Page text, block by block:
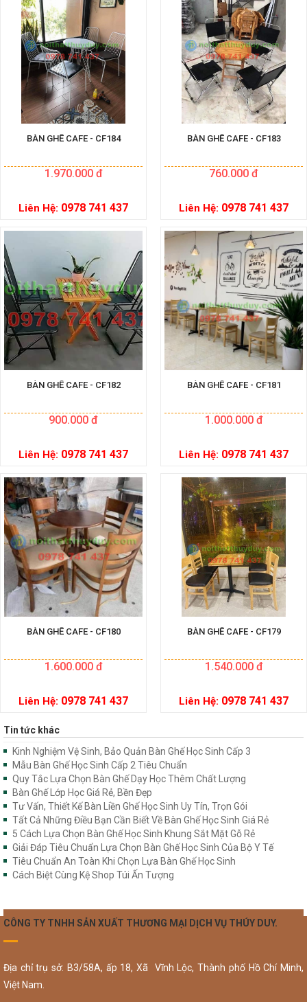
BÀN GHẾ CAFE - CF184
1.970.000 đ
Liên Hệ: 0978 741 437
BÀN GHẾ CAFE - CF183
760.000 đ
Liên Hệ: 0978 741 437
BÀN GHẾ CAFE - CF182
900.000 đ
Liên Hệ: 0978 741 437
BÀN GHẾ CAFE - CF181
1.000.000 đ
Liên Hệ: 0978 741 437
BÀN GHẾ CAFE - CF180
1.600.000 đ
Liên Hệ: 0978 741 437
BÀN GHẾ CAFE - CF179
1.540.000 đ
Liên Hệ: 0978 741 437
Tin tức khác
Kinh Nghiệm Vệ Sinh, Bảo Quản Bàn Ghế Học Sinh Cấp 3
Mẫu Bàn Ghế Học Sinh Cấp 2 Tiêu Chuẩn
Quy Tắc Lựa Chọn Bàn Ghế Dạy Học Thêm Chất Lượng
Bàn Ghế Lớp Học Giá Rẻ, Bền Đẹp
Tư Vấn, Thiết Kế Bàn Liền Ghế Học Sinh Uy Tín, Trọn Gói
Tất Cả Những Điều Bạn Cần Biết Về Bàn Ghế Học Sinh Giá Rẻ
5 Cách Lựa Chọn Bàn Ghế Học Sinh Khung Sắt Mặt Gỗ Rẻ
Giải Đáp Tiêu Chuẩn Lựa Chọn Bàn Ghế Học Sinh Của Bộ Y Tế
Tiêu Chuẩn An Toàn Khi Chọn Lựa Bàn Ghế Học Sinh
Cách Biệt Cùng Kệ Shop Túi Ấn Tượng
CÔNG TY TNHH SẢN XUẤT THƯƠNG MẠI DỊCH VỤ THÚY DUY.
Địa chỉ trụ sở: B3/58A, ấp 18, Xã Vĩnh Lộc, Thành phố Hồ Chí Minh,
Việt Nam.